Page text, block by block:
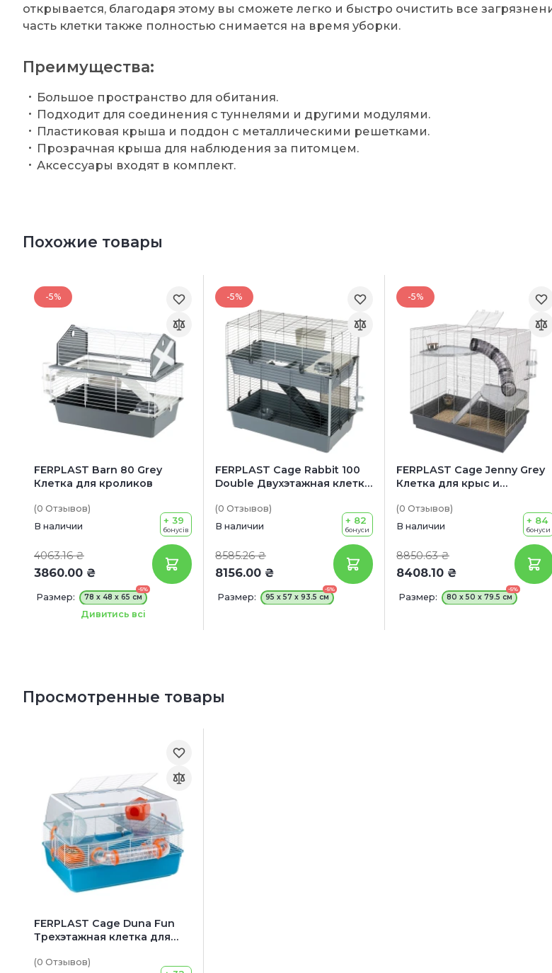
открывается, благодаря этому вы сможете легко и быстро очистить все
часть клетки также полностью снимается на время уборки.
Преимущества:
Большое пространство для обитания.
Подходит для соединения с туннелями и другими модулями.
Пластиковая крыша и поддон с металлическими решетками.
Прозрачная крыша для наблюдения за питомцем.
Аксессуары входят в комплект.
Похожие товары
-5%
FERPLAST Barn 80 Grey
Клетка для кроликов
(0 Отзывов)
В наличии
4063.16 ₴
3860.00 ₴
+ 39
бонусів
Размер:
-5%
78 x 48 x 65 см
Серый
Дивитись всі
-5%
FERPLAST Cage Rabbit 100
Double Двухэтажная клетка
(0 Отзывов)
В наличии
8585.26 ₴
8156.00 ₴
+ 82
бонуси
Размер:
-5%
95 x 57 x 93.5 см
-5%
FERPLAST Cage Jenny Grey
Клетка для крыс и
(0 Отзывов)
В наличии
8850.63 ₴
8408.10 ₴
+ 84
бонуси
Размер:
-5%
80 x 50 x 79.5 см
Просмотренные товары
FERPLAST Cage Duna Fun
Трехэтажная клетка для
туннелями
(0 Отзывов)